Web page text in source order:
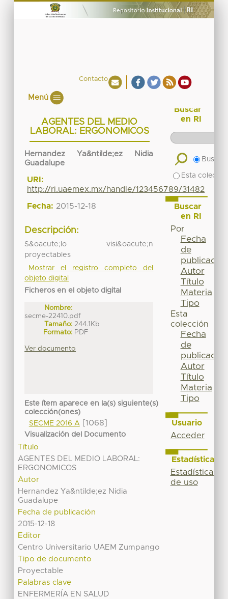
Contacto
Menú
AGENTES DEL MEDIO
LABORAL: ERGONOMICOS
Hernandez Ya&ntilde;ez Nidia
Guadalupe
URI:
http://ri.uaemex.mx/handle/123456789/31482
Fecha: 2015-12-18
Descripción:
S&oacute;lo visi&oacute;n
proyectables
Mostrar el registro completo del
objeto digital
Ficheros en el objeto digital
Nombre:
secme-22410.pdf
Tamaño: 244.1Kb
Formato: PDF
Ver documento
Este ítem aparece en la(s) siguiente(s)
colección(ones)
SECME 2016 A[1068]
Visualización del Documento
Título
AGENTES DEL MEDIO LABORAL:
ERGONOMICOS
Autor
Hernandez Ya&ntilde;ez Nidia
Guadalupe
Fecha de publicación
2015-12-18
Editor
Centro Universitario UAEM Zumpango
Tipo de documento
Proyectable
Palabras clave
ENFERMERÍA EN SALUD
Buscar
en RI
Buscar
Esta
Buscar
en RI
Por
Fecha
de
publicación
Autor
Título
Materia
Tipo
Esta
colección
Fecha
de
publicación
Autor
Título
Materia
Tipo
Usuario
Acceder
Estadísticas
Estadísticas
de uso